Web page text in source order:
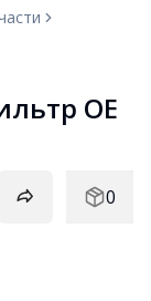
OE
0